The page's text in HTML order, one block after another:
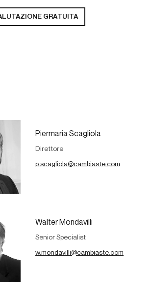
GRATUITA
Piermaria Scagliola
Direttore
p.scagliola@cambiaste.com
Walter Mondavilli
Senior Specialist
w.mondavilli@cambiaste.com